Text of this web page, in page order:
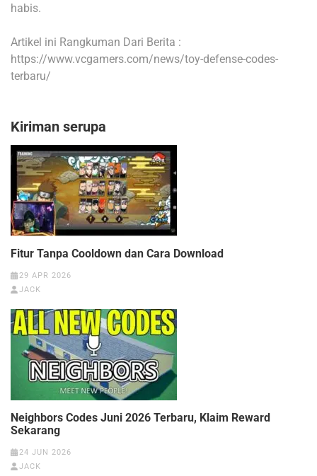
habis.
Artikel ini Rangkuman Dari Berita :
https://www.vcgamers.com/news/toy-defense-codes-
terbaru/
Kiriman serupa
Fitur Tanpa Cooldown dan Cara Download
29 APR 2026
JACK
Neighbors Codes Juni 2026 Terbaru, Klaim Reward
Sekarang
24 JUN 2026
JACK